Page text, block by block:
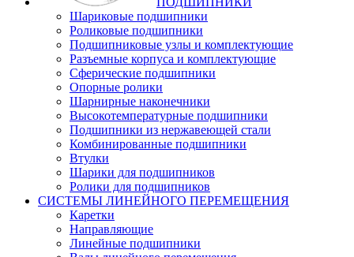
Шариковые подшипники
Роликовые подшипники
Подшипниковые узлы и комплектующие
Разъемные корпуса и комплектующие
Сферические подшипники
Опорные ролики
Шарнирные наконечники
Высокотемпературные подшипники
Подшипники из нержавеющей стали
Комбинированные подшипники
Втулки
Шарики для подшипников
Ролики для подшипников
СИСТЕМЫ ЛИНЕЙНОГО ПЕРЕМЕЩЕНИЯ
Каретки
Направляющие
Линейные подшипники